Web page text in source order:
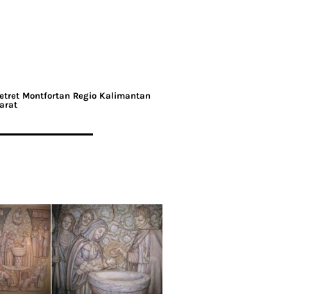
Montfortan Regio Kalimantan